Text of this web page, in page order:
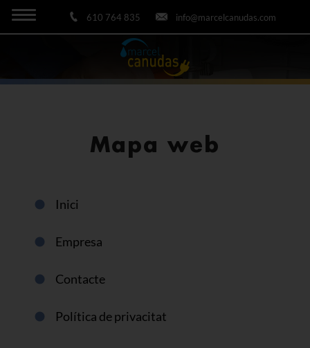
610 764 835 info@marcelcanudas.com
Mapa web
Inici
Empresa
Contacte
Política de privacitat